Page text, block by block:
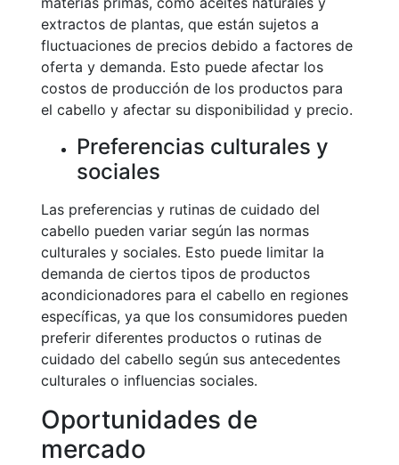
extractos de plantas, que están sujetos a
fluctuaciones de precios debido a factores de
oferta y demanda. Esto puede afectar los
costos de producción de los productos para
el cabello y afectar su disponibilidad y precio.
Preferencias culturales y
sociales
Las preferencias y rutinas de cuidado del
cabello pueden variar según las normas
culturales y sociales. Esto puede limitar la
demanda de ciertos tipos de productos
acondicionadores para el cabello en regiones
específicas, ya que los consumidores pueden
preferir diferentes productos o rutinas de
cuidado del cabello según sus antecedentes
culturales o influencias sociales.
Oportunidades de
mercado